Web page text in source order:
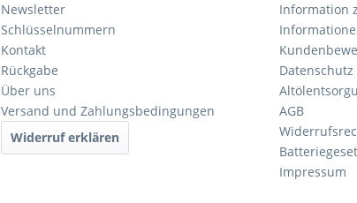
Newsletter
Schlüsselnummern
Kontakt
Rückgabe
Über uns
Versand und Zahlungsbedingungen
Widerruf erklären
Information
Datenschutz
AGB
Impressum